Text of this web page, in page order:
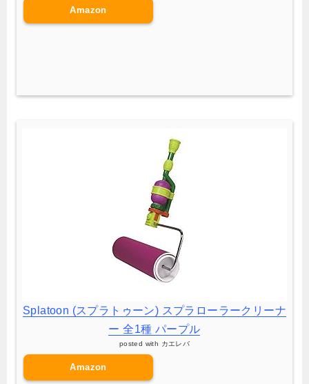
Amazon
Splatoon (スプラトゥーン) スプラローラークリーナ
ー 全1種 パープル
posted with カエレバ
Amazon